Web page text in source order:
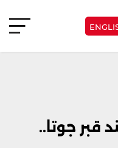
قبر جوتا..